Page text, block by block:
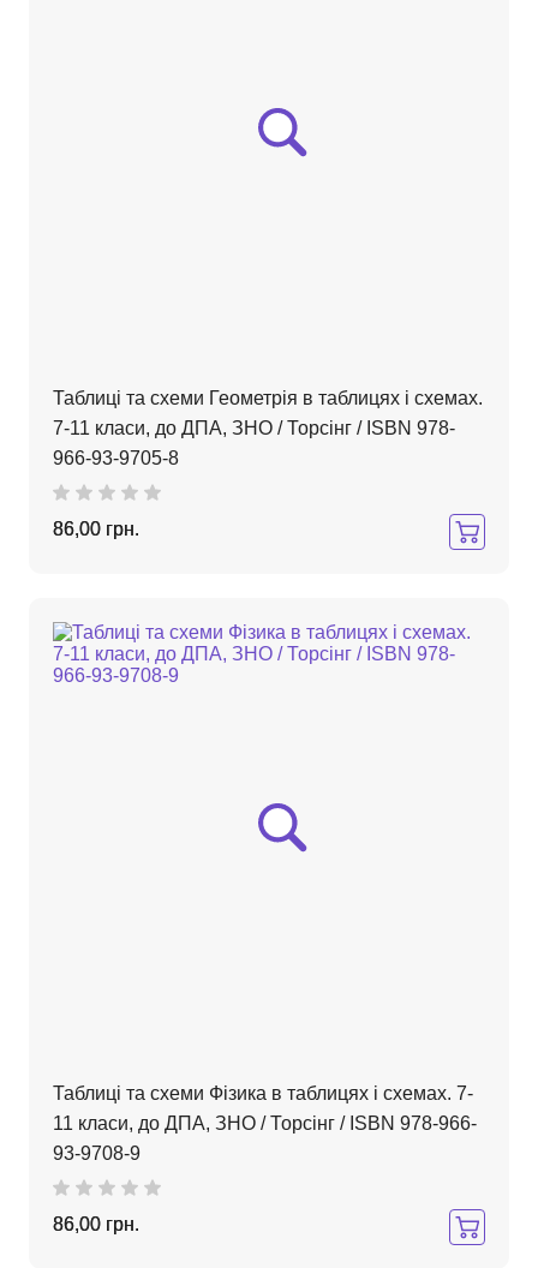
Таблиці та схеми Геометрія в таблицях і схемах.
7-11 класи, до ДПА, ЗНО / Торсінг / ISBN 978-
966-93-9705-8
86,00 грн.
Таблиці та схеми Фізика в таблицях і схемах. 7-
11 класи, до ДПА, ЗНО / Торсінг / ISBN 978-966-
93-9708-9
86,00 грн.